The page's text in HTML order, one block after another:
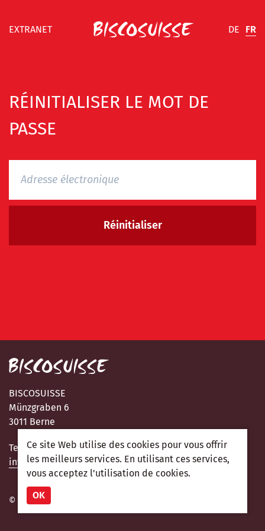
EXTRANET DE FR
RÉINITIALISER LE MOT DE
PASSE
BISCOSUISSE
Münzgraben 6
3011 Berne
Tel.: +41 31 310 09 90
info@biscosuisse.ch
© 2026 Extranet Biscosuisse
Ce site Web utilise des cookies pour vous offrir
les meilleurs services. En utilisant ces services,
vous acceptez l'utilisation de cookies.
OK